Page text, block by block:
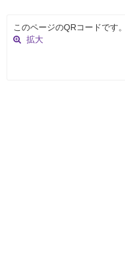
このページのQRコードです。
拡大